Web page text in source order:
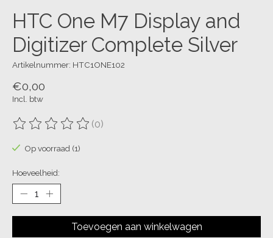
HTC One M7 Display and
Digitizer Complete Silver
Artikelnummer: HTC1ONE102
€0,00
Incl. btw
De beoordeling van dit product is
(0)
Op voorraad (1)
Hoeveelheid:
Toevoegen aan winkelwagen